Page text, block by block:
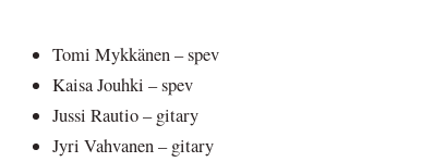
Tomi Mykkänen – spev
Kaisa Jouhki – spev
Jussi Rautio – gitary
Jyri Vahvanen – gitary